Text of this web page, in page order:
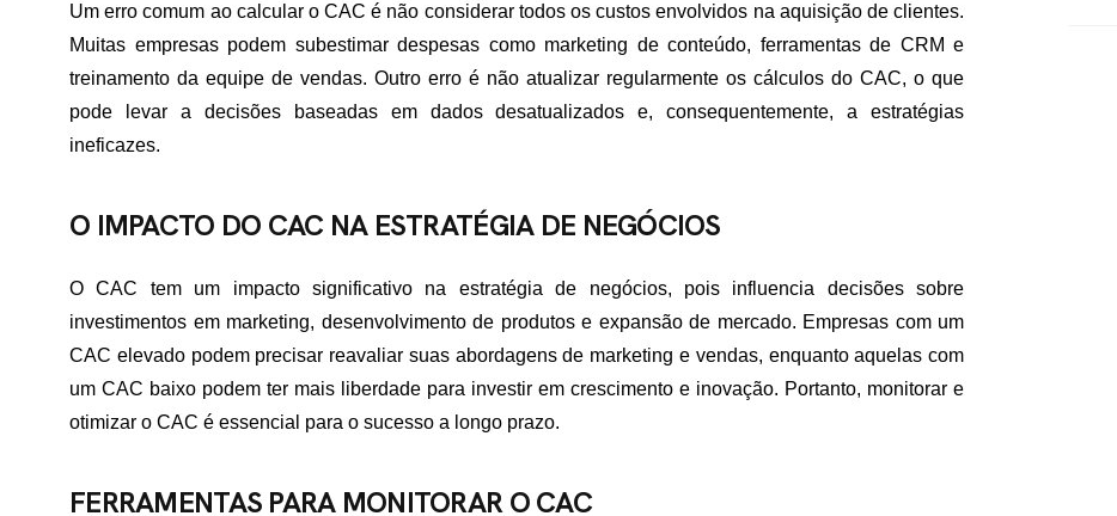
Um erro comum ao calcular o CAC é não considerar todos os custos envolvidos na aquisição de clientes.
Muitas empresas podem subestimar despesas como marketing de conteúdo, ferramentas de CRM e
treinamento da equipe de vendas. Outro erro é não atualizar regularmente os cálculos do CAC, o que
pode levar a decisões baseadas em dados desatualizados e, consequentemente, a estratégias
ineficazes.
O IMPACTO DO CAC NA ESTRATÉGIA DE NEGÓCIOS
O CAC tem um impacto significativo na estratégia de negócios, pois influencia decisões sobre
investimentos em marketing, desenvolvimento de produtos e expansão de mercado. Empresas com um
CAC elevado podem precisar reavaliar suas abordagens de marketing e vendas, enquanto aquelas com
um CAC baixo podem ter mais liberdade para investir em crescimento e inovação. Portanto, monitorar e
otimizar o CAC é essencial para o sucesso a longo prazo.
FERRAMENTAS PARA MONITORAR O CAC